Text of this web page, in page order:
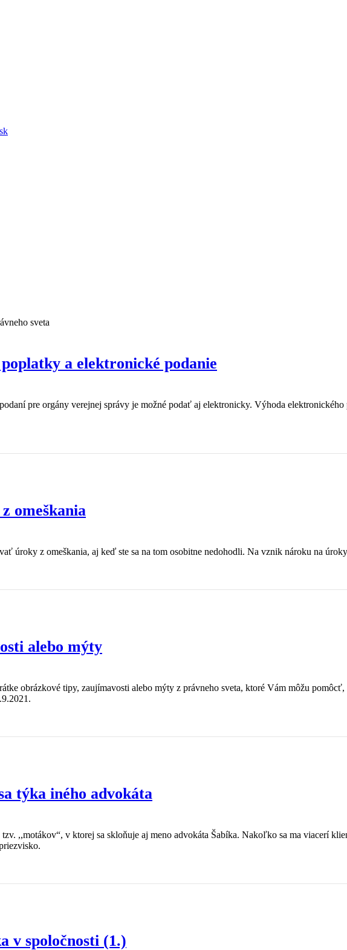
sveta
a elektronické podanie
pre orgány verejnej správy je možné podať aj elektronicky. Výhoda
omeškania
úroky z omeškania, aj keď ste sa na tom osobitne nedohodli. Na vznik nároku na
alebo mýty
obrázkové tipy, zaujímavosti alebo mýty z právneho sveta, ktoré Vám môžu
týka iného advokáta
,,motákov“, v ktorej sa skloňuje aj meno advokáta Šabíka. Nakoľko sa ma viacerí
v spoločnosti (1.)